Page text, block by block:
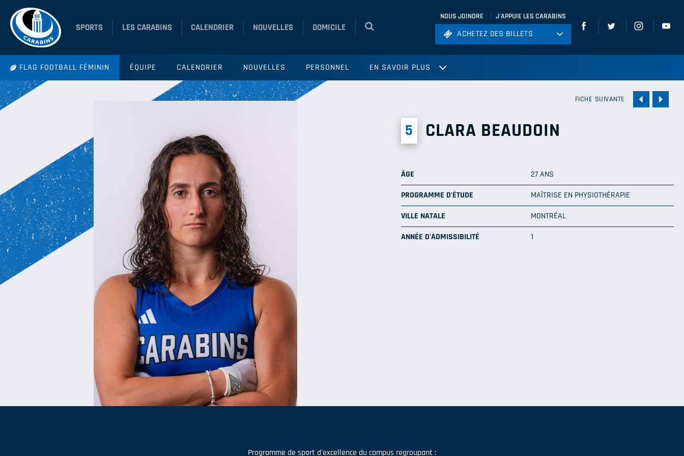
SPORTS LES CARABINS CALENDRIER NOUVELLES DOMICILE
NOUS JOINDRE J'APPUIE LES CARABINS
ACHETEZ DES BILLETS
Volleyball
ACHETEZ DES BILLETS
FLAG FOOTBALL FÉMININ ÉQUIPE CALENDRIER NOUVELLES PERSONNEL EN SAVOIR PLUS
FICHE SUIVANTE
5 CLARA BEAUDOIN
ÂGE
27 ANS
PROGRAMME D'ÉTUDE
MAÎTRISE EN PHYSIOTHÉRAPIE
VILLE NATALE
MONTRÉAL
ANNÉE D'ADMISSIBILITÉ
1
Programme de sport d'excellence du campus regroupant :